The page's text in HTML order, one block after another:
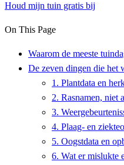
Houd mijn tuin gratis bij
On This Page
Waarom de meeste
De zeven dingen die het
1. Plantdata en
2. Rasnamen, niet
3.
4. Plaag- en
5. Oogstdata en
6. Wat er mislukte